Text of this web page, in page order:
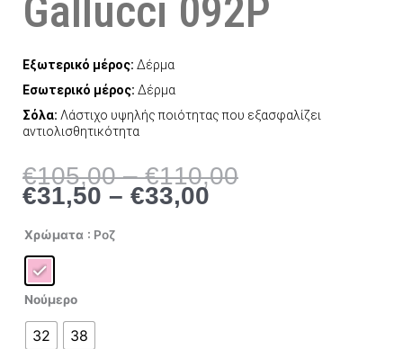
Gallucci 092P
Εξωτερικό μέρος: Δέρμα
Εσωτερικό μέρος: Δέρμα
Σόλα: Λάστιχο υψηλής ποιότητας που εξασφαλίζει
αντιολισθητικότητα
€105,00 – €110,00Price
€31,50 – €33,00
Price
Χρώματα : Ροζ
Νούμερο
32 38
092P